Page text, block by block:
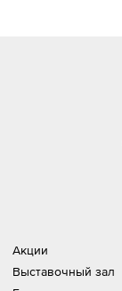
Акции
Выставочный зал